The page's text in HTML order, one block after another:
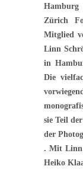
Zürich
Mitglied
Linn
in
Die
sie Teil
der
. Mit Linn
Heiko